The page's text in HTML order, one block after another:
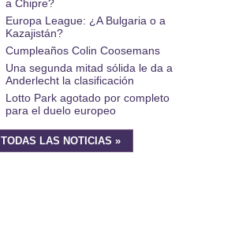
a Chipre?
Europa League: ¿A Bulgaria o a
Kazajistán?
Cumpleaños Colin Coosemans
Una segunda mitad sólida le da a
Anderlecht la clasificación
Lotto Park agotado por completo
para el duelo europeo
TODAS LAS NOTICIAS »